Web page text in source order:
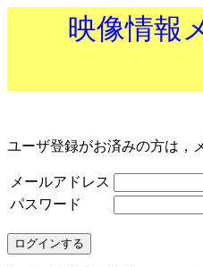
映像情報
ユーザ登録がお済みの方は，
メールアドレス
パスワード